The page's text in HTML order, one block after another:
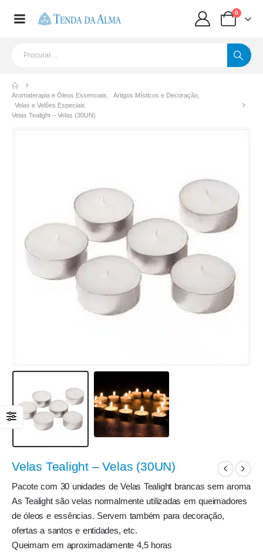
0
Aromaterapia e Óleos Essenciais Artigos Místicos e Decoração
Velas e Velões Especiais
Velas Tealight – Velas (30UN)
Velas Tealight – Velas (30UN)
Pacote com 30 unidades de Velas Tealight brancas sem aroma
As Tealight são velas normalmente utilizadas em queimadores
de óleos e essências. Servem também para decoração,
ofertas a santos e entidades, etc.
Queimam em aproximadamente 4,5 horas